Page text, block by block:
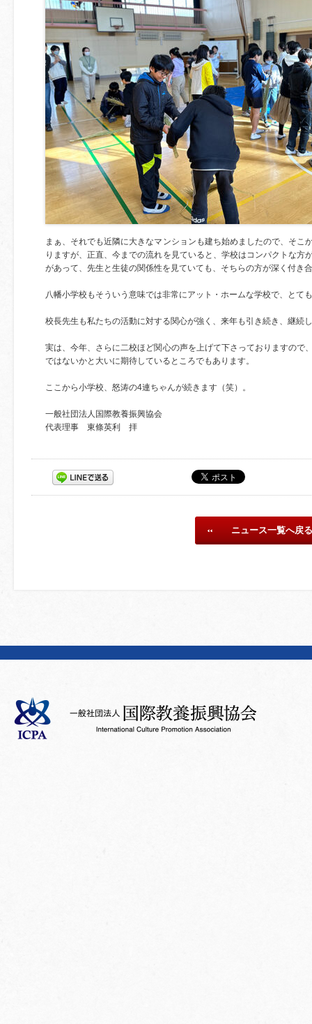
まぁ、それでも近隣に大きなマンションも建ち始めましたので、そこ
りますが、正直、今までの流れを見ていると、学校はコンパクトな方
があって、先生と生徒の関係性を見ていても、そちらの方が深く付き
八幡小学校もそういう意味では非常にアット・ホームな学校で、とて
校長先生も私たちの活動に対する関心が強く、来年も引き続き、継続
実は、今年、さらに二校ほど関心の声を上げて下さっておりますので
ではないかと大いに期待しているところでもあります。
ここから小学校、怒涛の4連ちゃんが続きます（笑）。
一般社団法人国際教養振興協会
代表理事 東條英利 拝
ニュース一覧へ戻る